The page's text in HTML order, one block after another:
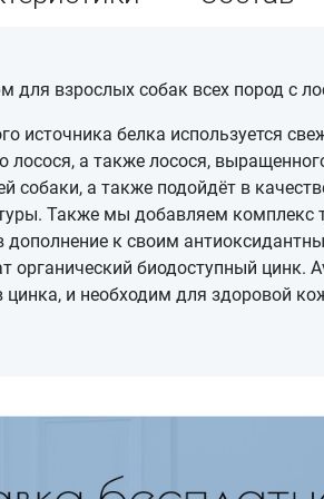
для взрослых собак всех пород с
источника белка используется
лосося, а также лосося,
а также подойдёт в
Также мы добавляем
дополнение к своим
биодоступный цинк.
цинка, и необходим для здоровой